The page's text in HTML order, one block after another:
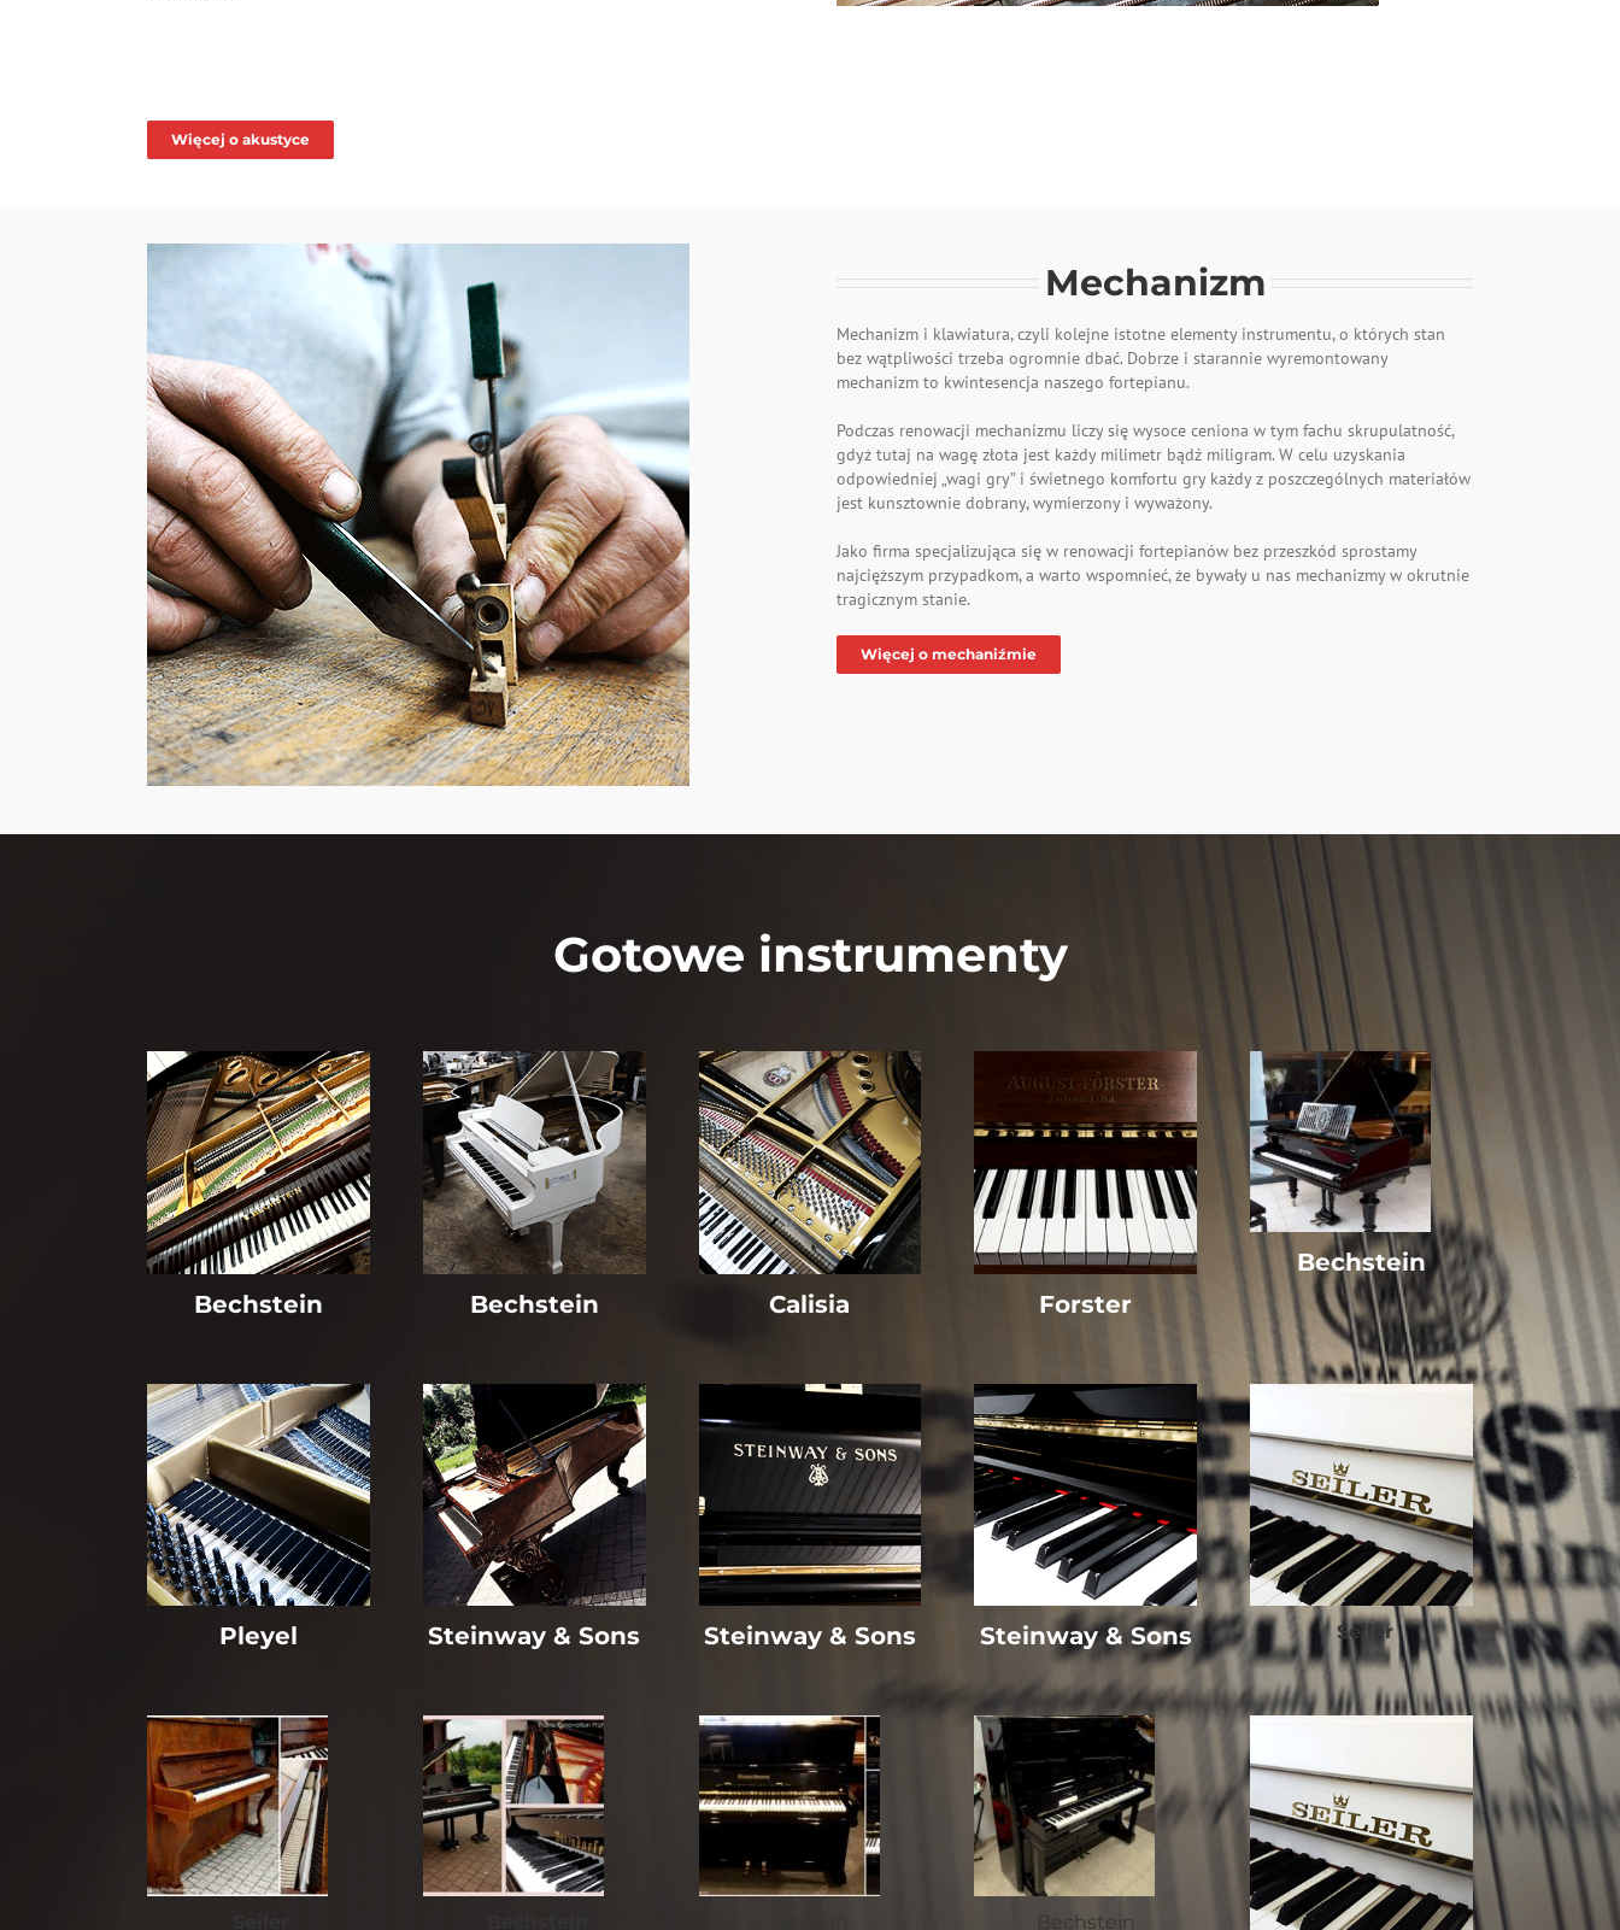
Więcej o akustyce
Mechanizm
Mechanizm i klawiatura, czyli kolejne istotne elementy instrumentu, o których stan
bez wątpliwości trzeba ogromnie dbać. Dobrze i starannie wyremontowany
mechanizm to kwintesencja naszego fortepianu.
Podczas renowacji mechanizmu liczy się wysoce ceniona w tym fachu skrupulatność,
gdyż tutaj na wagę złota jest każdy milimetr bądź miligram. W celu uzyskania
odpowiedniej „wagi gry” i świetnego komfortu gry każdy z poszczególnych materiałów
jest kunsztownie dobrany, wymierzony i wyważony.
Jako firma specjalizująca się w renowacji fortepianów bez przeszkód sprostamy
najcięższym przypadkom, a warto wspomnieć, że bywały u nas mechanizmy w okrutnie
tragicznym stanie.
Więcej o mechaniźmie
Gotowe instrumenty
Bechstein Bechstein Calisia Forster
Bechstein
Pleyel Steinway & Sons Steinway & Sons Steinway & Sons Seiler
Bechstein